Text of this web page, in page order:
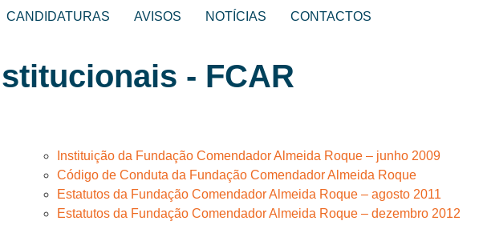
CANDIDATURAS AVISOS NOTÍCIAS CONTACTOS
- FCAR
Instituição da Fundação Comendador Almeida Roque – junho 2009
Código de Conduta da Fundação Comendador Almeida Roque
Estatutos da Fundação Comendador Almeida Roque – agosto 2011
Estatutos da Fundação Comendador Almeida Roque – dezembro 2012